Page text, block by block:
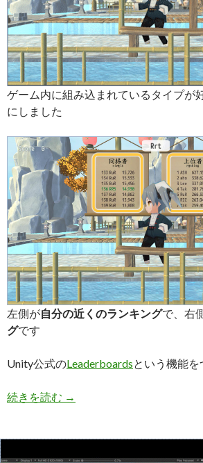
ゲーム内に組み込まれているタイプが
にしました
左側が自分の近くのランキングで、右
グです
Unity公式のLeaderboards という機能
続きを読む 【Unity】スコアランキン
→